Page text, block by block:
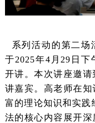
系列活动的第二场
于2025年4 月 29 日下
开讲。本次讲座邀
讲嘉宾。高老师在
富的理论知识和实践
法的核心内容展开